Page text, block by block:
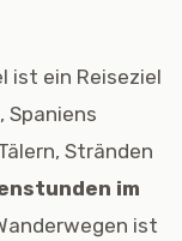
ist ein Reiseziel
, Spaniens
Stränden
im
ist